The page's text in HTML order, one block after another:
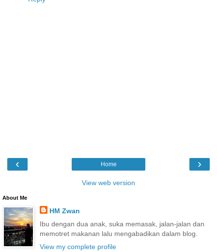
‹ ›
Home
View web version
About Me
HM Zwan
Ibu dengan dua anak, suka memasak, jalan-jalan dan
memotret makanan lalu mengabadikan dalam blog.
View my complete profile